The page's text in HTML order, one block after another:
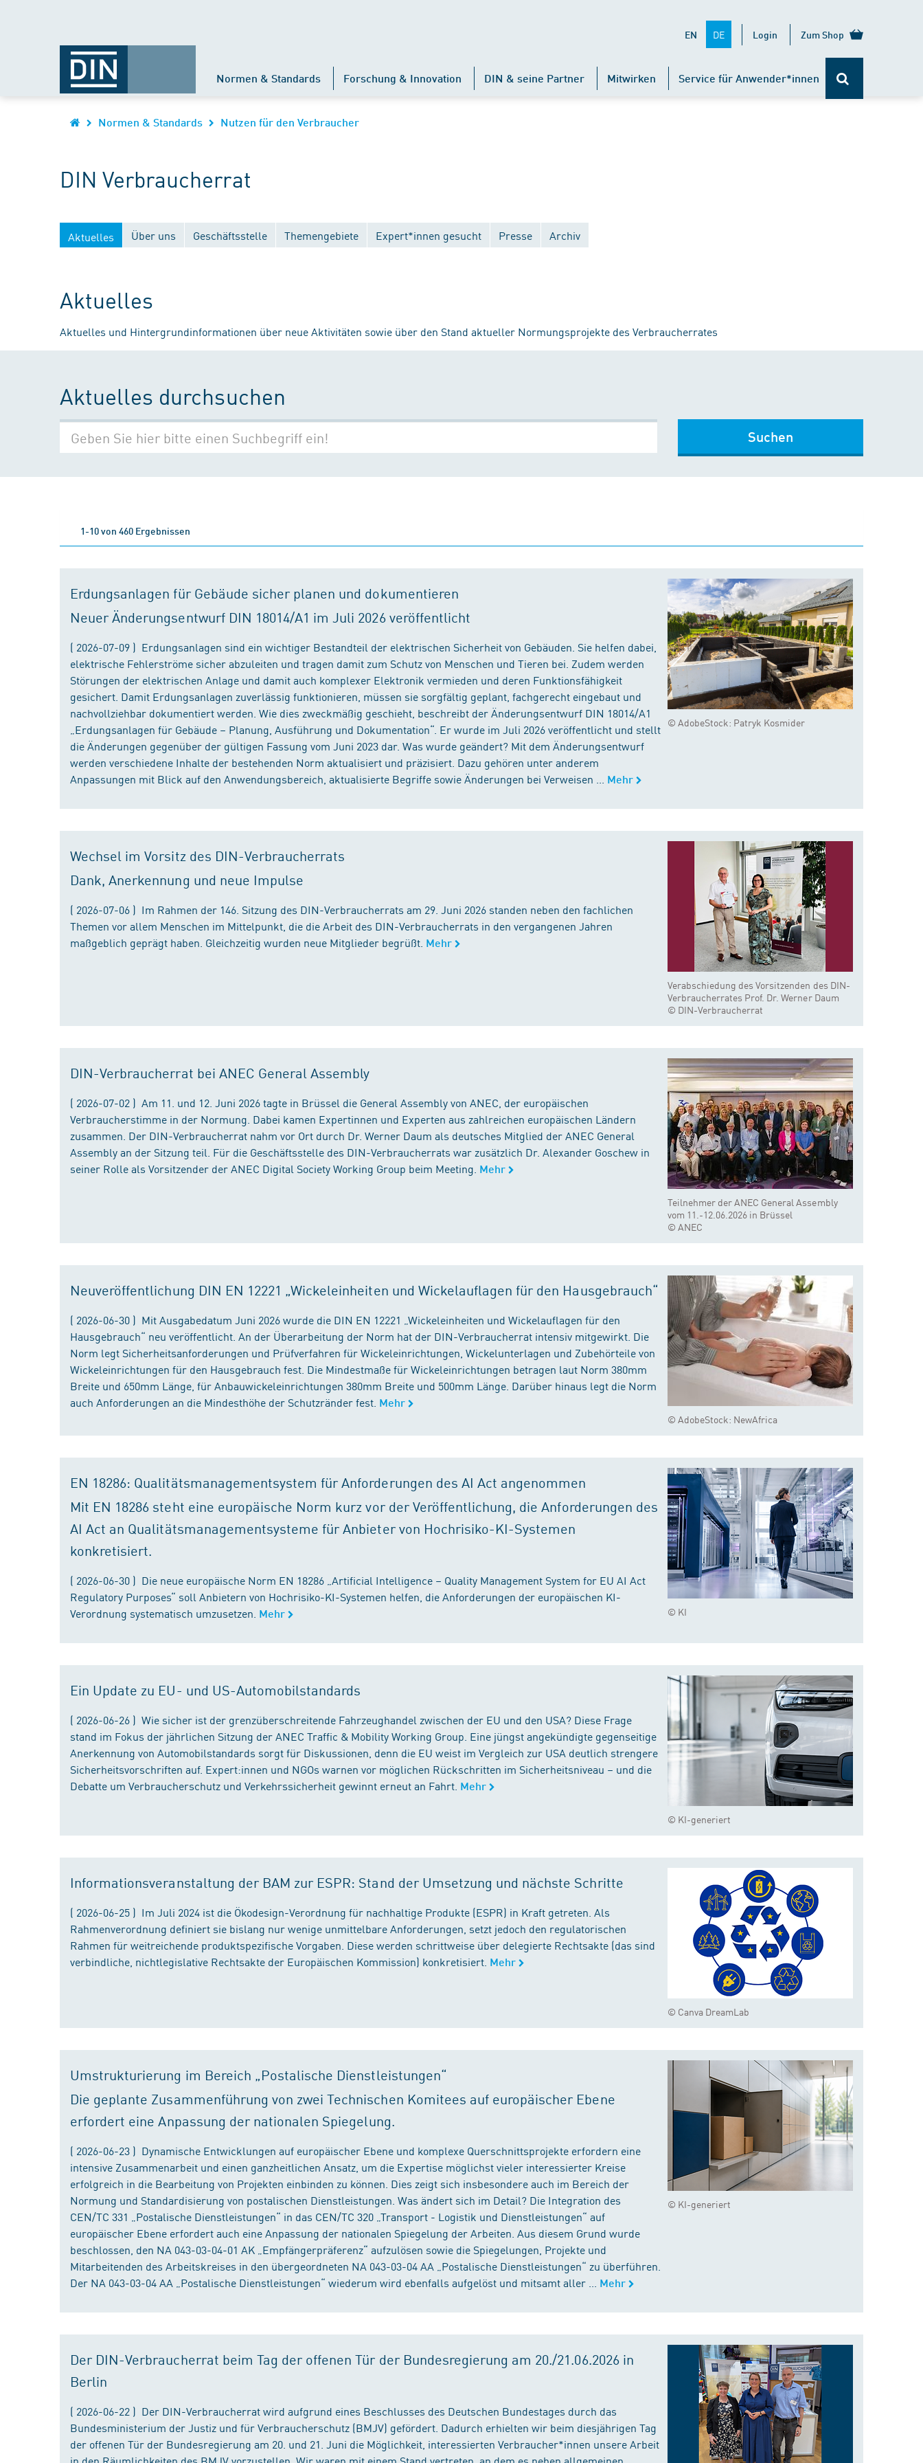
EN DE Login Zum Shop
Normen & Standards Forschung & Innovation DIN & seine Partner Mitwirken Service für Anwender*innen
Normen & Standards Nutzen für den Verbraucher
DIN Verbraucherrat
Aktuelles Über uns Geschäftsstelle Themengebiete Expert*innen gesucht Presse Archiv
Aktuelles
Aktuelles und Hintergrundinformationen über neue Aktivitäten sowie über den Stand aktueller Normungsprojekte des Verbraucherrates
Aktuelles durchsuchen
Suchen
1-10 von 460 Ergebnissen
© AdobeStock: Patryk Kosmider
Erdungsanlagen für Gebäude sicher planen und dokumentieren
Neuer Änderungsentwurf DIN 18014/A1 im Juli 2026 veröffentlicht
( 2026-07-09 ) Erdungsanlagen sind ein wichtiger Bestandteil der elektrischen Sicherheit von Gebäuden. Sie helfen dabei,
elektrische Fehlerströme sicher abzuleiten und tragen damit zum Schutz von Menschen und Tieren bei. Zudem werden
Störungen der elektrischen Anlage und damit auch komplexer Elektronik vermieden und deren Funktionsfähigkeit
gesichert. Damit Erdungsanlagen zuverlässig funktionieren, müssen sie sorgfältig geplant, fachgerecht eingebaut und
nachvollziehbar dokumentiert werden. Wie dies zweckmäßig geschieht, beschreibt der Änderungsentwurf DIN 18014/A1
„Erdungsanlagen für Gebäude – Planung, Ausführung und Dokumentation“. Er wurde im Juli 2026 veröffentlicht und stellt
die Änderungen gegenüber der gültigen Fassung vom Juni 2023 dar. Was wurde geändert? Mit dem Änderungsentwurf
werden verschiedene Inhalte der bestehenden Norm aktualisiert und präzisiert. Dazu gehören unter anderem
Anpassungen mit Blick auf den Anwendungsbereich, aktualisierte Begriffe sowie Änderungen bei Verweisen ...
Mehr
Verabschiedung des Vorsitzenden des DIN-
Verbraucherrates Prof. Dr. Werner Daum
© DIN-Verbraucherrat
Wechsel im Vorsitz des DIN-Verbraucherrats
Dank, Anerkennung und neue Impulse
( 2026-07-06 ) Im Rahmen der 146. Sitzung des DIN-Verbraucherrats am 29. Juni 2026 standen neben den fachlichen
Themen vor allem Menschen im Mittelpunkt, die die Arbeit des DIN-Verbraucherrats in den vergangenen Jahren
maßgeblich geprägt haben. Gleichzeitig wurden neue Mitglieder begrüßt. Mehr
Teilnehmer der ANEC General Assembly
vom 11.-12.06.2026 in Brüssel
© ANEC
DIN-Verbraucherrat bei ANEC General Assembly
( 2026-07-02 ) Am 11. und 12. Juni 2026 tagte in Brüssel die General Assembly von ANEC, der europäischen
Verbraucherstimme in der Normung. Dabei kamen Expertinnen und Experten aus zahlreichen europäischen Ländern
zusammen. Der DIN-Verbraucherrat nahm vor Ort durch Dr. Werner Daum als deutsches Mitglied der ANEC General
Assembly an der Sitzung teil. Für die Geschäftsstelle des DIN-Verbraucherrats war zusätzlich Dr. Alexander Goschew in
seiner Rolle als Vorsitzender der ANEC Digital Society Working Group beim Meeting. Mehr
© AdobeStock: NewAfrica
Neuveröffentlichung DIN EN 12221 „Wickeleinheiten und Wickelauflagen für den Hausgebrauch“
( 2026-06-30 ) Mit Ausgabedatum Juni 2026 wurde die DIN EN 12221 „Wickeleinheiten und Wickelauflagen für den
Hausgebrauch“ neu veröffentlicht. An der Überarbeitung der Norm hat der DIN-Verbraucherrat intensiv mitgewirkt. Die
Norm legt Sicherheitsanforderungen und Prüfverfahren für Wickeleinrichtungen, Wickelunterlagen und Zubehörteile von
Wickeleinrichtungen für den Hausgebrauch fest. Die Mindestmaße für Wickeleinrichtungen betragen laut Norm 380mm
Breite und 650mm Länge, für Anbauwickeleinrichtungen 380mm Breite und 500mm Länge. Darüber hinaus legt die Norm
auch Anforderungen an die Mindesthöhe der Schutzränder fest. Mehr
© KI
EN 18286: Qualitätsmanagementsystem für Anforderungen des AI Act angenommen
Mit EN 18286 steht eine europäische Norm kurz vor der Veröffentlichung, die Anforderungen des
AI Act an Qualitätsmanagementsysteme für Anbieter von Hochrisiko-KI-Systemen
konkretisiert.
( 2026-06-30 ) Die neue europäische Norm EN 18286 „Artificial Intelligence – Quality Management System for EU AI Act
Regulatory Purposes“ soll Anbietern von Hochrisiko-KI-Systemen helfen, die Anforderungen der europäischen KI-
Verordnung systematisch umzusetzen. Mehr
© KI-generiert
Ein Update zu EU- und US-Automobilstandards
( 2026-06-26 ) Wie sicher ist der grenzüberschreitende Fahrzeughandel zwischen der EU und den USA? Diese Frage
stand im Fokus der jährlichen Sitzung der ANEC Traffic & Mobility Working Group. Eine jüngst angekündigte gegenseitige
Anerkennung von Automobilstandards sorgt für Diskussionen, denn die EU weist im Vergleich zur USA deutlich strengere
Sicherheitsvorschriften auf. Expert:innen und NGOs warnen vor möglichen Rückschritten im Sicherheitsniveau – und die
Debatte um Verbraucherschutz und Verkehrssicherheit gewinnt erneut an Fahrt. Mehr
© Canva DreamLab
Informationsveranstaltung der BAM zur ESPR: Stand der Umsetzung und nächste Schritte
( 2026-06-25 ) Im Juli 2024 ist die Ökodesign-Verordnung für nachhaltige Produkte (ESPR) in Kraft getreten. Als
Rahmenverordnung definiert sie bislang nur wenige unmittelbare Anforderungen, setzt jedoch den regulatorischen
Rahmen für weitreichende produktspezifische Vorgaben. Diese werden schrittweise über delegierte Rechtsakte (das sind
verbindliche, nichtlegislative Rechtsakte der Europäischen Kommission) konkretisiert. Mehr
© KI-generiert
Umstrukturierung im Bereich „Postalische Dienstleistungen“
Die geplante Zusammenführung von zwei Technischen Komitees auf europäischer Ebene
erfordert eine Anpassung der nationalen Spiegelung.
( 2026-06-23 ) Dynamische Entwicklungen auf europäischer Ebene und komplexe Querschnittsprojekte erfordern eine
intensive Zusammenarbeit und einen ganzheitlichen Ansatz, um die Expertise möglichst vieler interessierter Kreise
erfolgreich in die Bearbeitung von Projekten einbinden zu können. Dies zeigt sich insbesondere auch im Bereich der
Normung und Standardisierung von postalischen Dienstleistungen. Was ändert sich im Detail? Die Integration des
CEN/TC 331 „Postalische Dienstleistungen“ in das CEN/TC 320 „Transport - Logistik und Dienstleistungen“ auf
europäischer Ebene erfordert auch eine Anpassung der nationalen Spiegelung der Arbeiten. Aus diesem Grund wurde
beschlossen, den NA 043-03-04-01 AK „Empfängerpräferenz“ aufzulösen sowie die Spiegelungen, Projekte und
Mitarbeitenden des Arbeitskreises in den übergeordneten NA 043-03-04 AA „Postalische Dienstleistungen“ zu überführen.
Der NA 043-03-04 AA „Postalische Dienstleistungen“ wiederum wird ebenfalls aufgelöst und mitsamt aller ...
Mehr
Der DIN-Verbraucherrat beim Tag der offenen Tür der Bundesregierung am 20./21.06.2026 in
Berlin
( 2026-06-22 ) Der DIN-Verbraucherrat wird aufgrund eines Beschlusses des Deutschen Bundestages durch das
Bundesministerium der Justiz und für Verbraucherschutz (BMJV) gefördert. Dadurch erhielten wir beim diesjährigen Tag
der offenen Tür der Bundesregierung am 20. und 21. Juni die Möglichkeit, interessierten Verbraucher*innen unsere Arbeit